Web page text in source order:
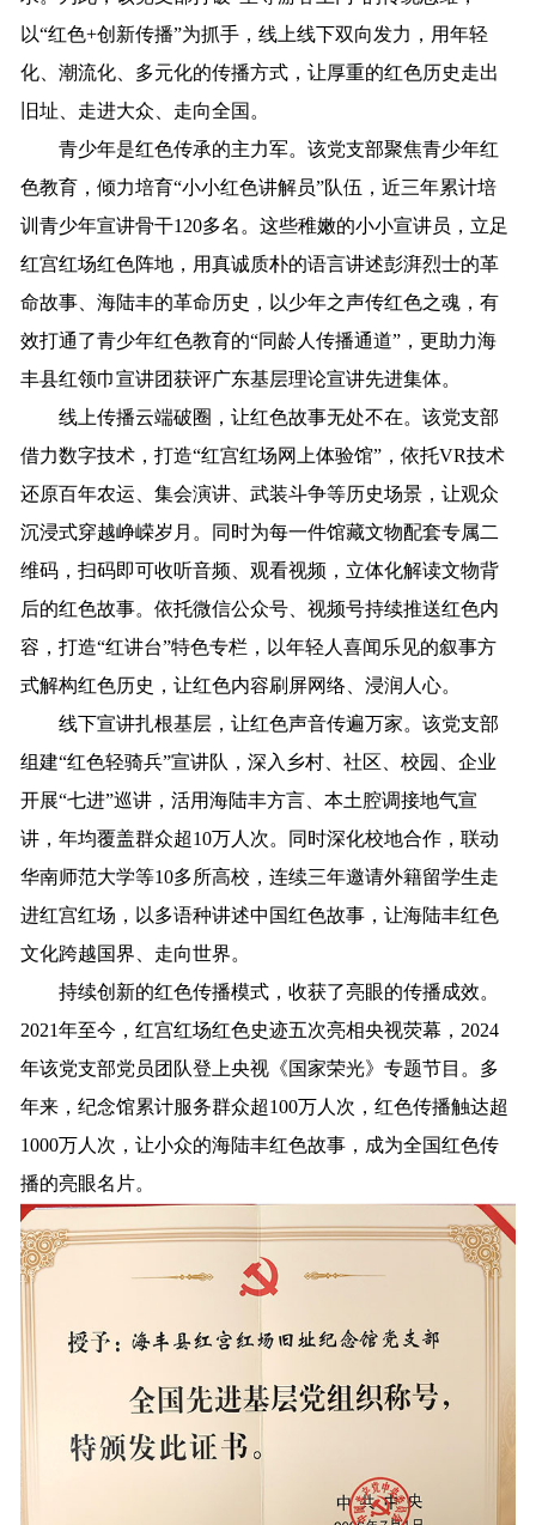
以“红色+创新传播”为抓手，线上线下双向发力，用年轻
化、潮流化、多元化的传播方式，让厚重的红色历史走出
旧址、走进大众、走向全国。
青少年是红色传承的主力军。该党支部聚焦青少年红
色教育，倾力培育“小小红色讲解员”队伍，近三年累计培
训青少年宣讲骨干120多名。这些稚嫩的小小宣讲员，立足
红宫红场红色阵地，用真诚质朴的语言讲述彭湃烈士的革
命故事、海陆丰的革命历史，以少年之声传红色之魂，有
效打通了青少年红色教育的“同龄人传播通道”，更助力海
丰县红领巾宣讲团获评广东基层理论宣讲先进集体。
线上传播云端破圈，让红色故事无处不在。该党支部
借力数字技术，打造“红宫红场网上体验馆”，依托VR技术
还原百年农运、集会演讲、武装斗争等历史场景，让观众
沉浸式穿越峥嵘岁月。同时为每一件馆藏文物配套专属二
维码，扫码即可收听音频、观看视频，立体化解读文物背
后的红色故事。依托微信公众号、视频号持续推送红色内
容，打造“红讲台”特色专栏，以年轻人喜闻乐见的叙事方
式解构红色历史，让红色内容刷屏网络、浸润人心。
线下宣讲扎根基层，让红色声音传遍万家。该党支部
组建“红色轻骑兵”宣讲队，深入乡村、社区、校园、企业
开展“七进”巡讲，活用海陆丰方言、本土腔调接地气宣
讲，年均覆盖群众超10万人次。同时深化校地合作，联动
华南师范大学等10多所高校，连续三年邀请外籍留学生走
进红宫红场，以多语种讲述中国红色故事，让海陆丰红色
文化跨越国界、走向世界。
持续创新的红色传播模式，收获了亮眼的传播成效。
2021年至今，红宫红场红色史迹五次亮相央视荧幕，2024
年该党支部党员团队登上央视《国家荣光》专题节目。多
年来，纪念馆累计服务群众超100万人次，红色传播触达超
1000万人次，让小众的海陆丰红色故事，成为全国红色传
播的亮眼名片。